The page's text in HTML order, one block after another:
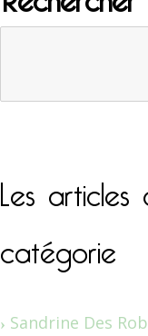
Les
catégorie
Sandrine Des